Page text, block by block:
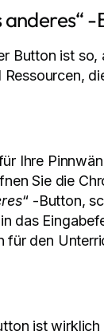
anderes“
Button ist so,
Ressourcen,
Ihre
Sie die
“ -Button,
das
für den
ist wirklich